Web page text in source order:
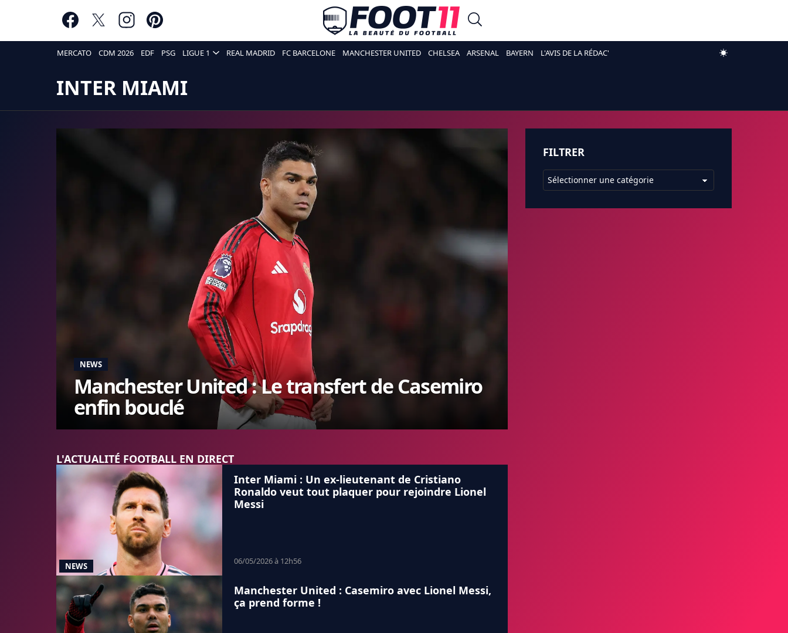
MERCATO CDM 2026 EDF PSG LIGUE 1 REAL MADRID FC BARCELONE MANCHESTER UNITED CHELSEA ARSENAL BAYERN L'AVIS DE LA RÉDAC'
INTER MIAMI
NEWS
Manchester United : Le transfert de Casemiro
enfin bouclé
L'ACTUALITÉ FOOTBALL EN DIRECT
NEWS
Inter Miami : Un ex-lieutenant de Cristiano
Ronaldo veut tout plaquer pour rejoindre Lionel
Messi
06/05/2026 à 12h56
Manchester United : Casemiro avec Lionel Messi,
ça prend forme !
FILTRER